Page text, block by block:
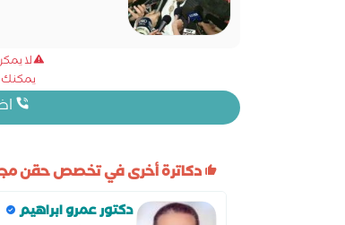
لا
يمكنك
دكاترة أخرى في تخصص حقن
دكتور عمرو ابراهيم